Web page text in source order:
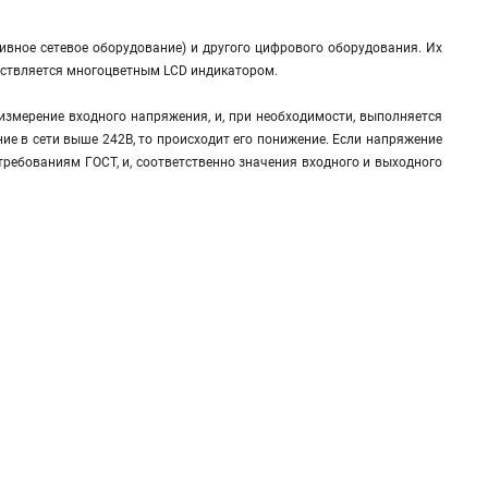
сетевое оборудование) и другого цифрового оборудования. Их
многоцветным LCD индикатором.
входного напряжения, и, при необходимости, выполняется
в сети выше 242В, то происходит его понижение. Если напряжение
ГОСТ, и, соответственно значения входного и выходного